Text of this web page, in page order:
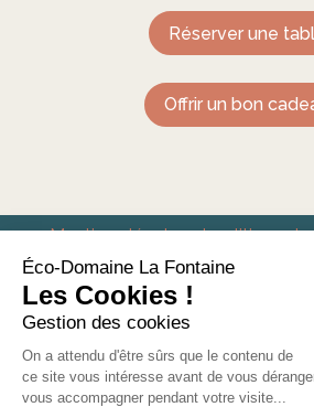
Réserver une
Offrir un bon
Mentions légales et politique
Conditions générales
Eco-Domaine La Fontaine –
Éco-Domaine La Fontaine
Les Cookies !
Gestion des cookies
On a attendu d'être sûrs que le contenu de
ce site vous intéresse avant de vous
vous accompagner pendant votre visite...